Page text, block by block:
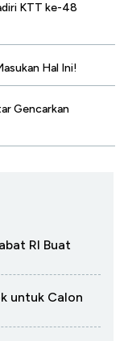
KTT ke-48
Hal Ini!
Gencarkan
RI Buat
untuk Calon